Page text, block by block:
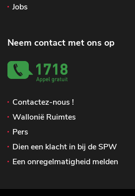
Jobs
Neem contact met ons op
Contactez-nous !
Wallonië Ruimtes
Pers
Dien een klacht in bij de SPW
Een onregelmatigheid melden